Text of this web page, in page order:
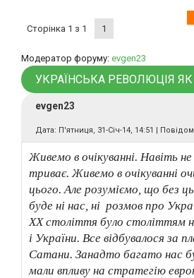
Сторінка 1 з 1 1
Модератор форуму: evgen23
УКРАЇНСЬКА РЕВОЛЮЦІЯ
evgen23
Дата: П'ятниця, 31-Січ-14, 14:51 |
Живемо в очікуванні. Навіть не
триває. Живемо в очікуванні
цього. Але розуміємо, що без
буде ні нас, ні розмов про
ХХ століття було століттям
і України. Все відбувалося за
Сатани. Занадто багато нас
мали впливу на стратегію